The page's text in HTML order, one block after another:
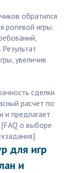
обратился
ролевой игры.
увеличив
сделки
расчет по
и предлагает
[FAQ о выборе
для игр
и